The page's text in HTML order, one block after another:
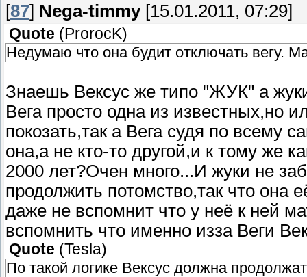
[87] Nega-timmy[15.01.2011, 07:29]
Quote (ProrocK)
Недумаю что она будит отключать вегу.
Знаешь Вексус же типо "ЖУК" а
Вега просто одна из известных,но
покозать,так а Вега судя по всему
она,а не кто-то другой,и к тому же
2000 лет?Очен много...И жуки не
продолжить потомство,так что она
даже не вспомнит что у неё к ней
вспомнить что именно изза Веги
Quote (Tesla)
По такой логике Вексус должна